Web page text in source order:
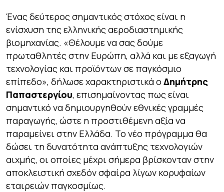
Ένας δεύτερος σημαντικός στόχος είναι η
ενίσχυση της ελληνικής αεροδιαστημικής
βιομηχανίας. «Θέλουμε να σας δούμε
πρωταθλητές στην Ευρώπη, αλλά και με εξαγωγή
τεχνολογίας και προϊόντων σε παγκόσμιο
επίπεδο», δήλωσε χαρακτηριστικά ο Δημήτρης
Παπαστεργίου, επισημαίνοντας πως είναι
σημαντικό να δημιουργηθούν εθνικές γραμμές
παραγωγής, ώστε η προστιθέμενη αξία να
παραμείνει στην Ελλάδα. Το νέο πρόγραμμα θα
δώσει τη δυνατότητα ανάπτυξης τεχνολογιών
αιχμής, οι οποίες μέχρι σήμερα βρίσκονταν στην
αποκλειστική σχεδόν σφαίρα λίγων κορυφαίων
εταιρειών παγκοσμίως.